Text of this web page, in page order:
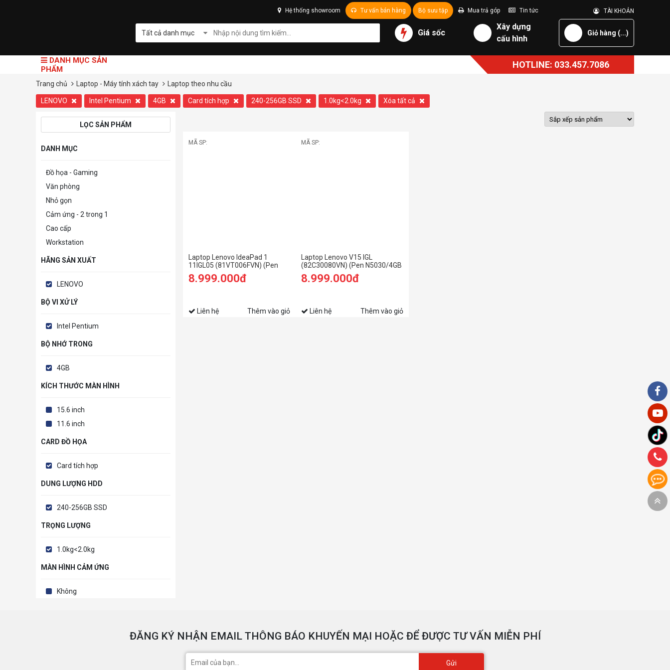
Hệ thống showroom Tư vấn bán hàng Bộ sưu tập Mua trả góp Tin tức TÀI KHOẢN
Tất cả danh mục Giá sốc
Xây dựng
cấu hình
Giỏ hàng (...)
DANH MỤC SẢN
PHẨM
HOTLINE: 033.457.7086
Trang chủ Laptop - Máy tính xách tay Laptop theo nhu cầu
LENOVO Intel Pentium 4GB Card tích hợp 240-256GB SSD 1.0kg<2.0kg Xóa tất cả
LỌC SẢN PHẨM
DANH MỤC
Đồ họa - Gaming
Văn phòng
Nhỏ gọn
Cảm ứng - 2 trong 1
Cao cấp
Workstation
HÃNG SẢN XUẤT
LENOVO
BỘ VI XỬ LÝ
Intel Pentium
BỘ NHỚ TRONG
4GB
KÍCH THƯỚC MÀN HÌNH
15.6 inch
11.6 inch
CARD ĐỒ HỌA
Card tích hợp
DUNG LƯỢNG HDD
240-256GB SSD
TRỌNG LƯỢNG
1.0kg<2.0kg
MÀN HÌNH CẢM ỨNG
Không
MÃ SP:
Laptop Lenovo IdeaPad 1
11IGL05 (81VT006FVN) (Pen
N5030/4GB RAM/256GB
SSD/11.6 HD/Win11/Xám)
8.999.000đ
Liên hệ Thêm vào giỏ
MÃ SP:
Laptop Lenovo V15 IGL
(82C30080VN) (Pen N5030/4GB
RAM/256GB SSD/15.6
HD/Dos/Xám)
8.999.000đ
Liên hệ Thêm vào giỏ
ĐĂNG KÝ NHẬN EMAIL THÔNG BÁO KHUYẾN MẠI HOẶC ĐỂ ĐƯỢC TƯ VẤN MIỄN PHÍ
Gửi